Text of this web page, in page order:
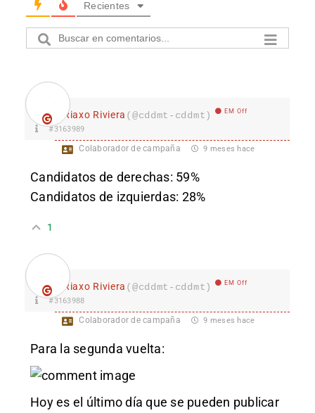
Recientes
Riaxo Riviera (@cddmt-cddmt) EM Off
#3163989
Colaborador de campaña 9 meses hace
Candidatos de derechas: 59%
Candidatos de izquierdas: 28%
1
Riaxo Riviera (@cddmt-cddmt) EM Off
#3163988
Colaborador de campaña 9 meses hace
Para la segunda vuelta:
Hoy es el último día que se pueden publicar